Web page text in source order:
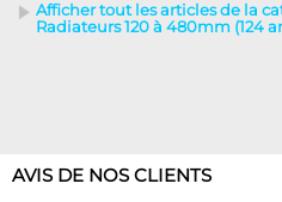
Afficher tout les articles de la
Radiateurs 120 à 480mm (124
AVIS DE NOS CLIENTS